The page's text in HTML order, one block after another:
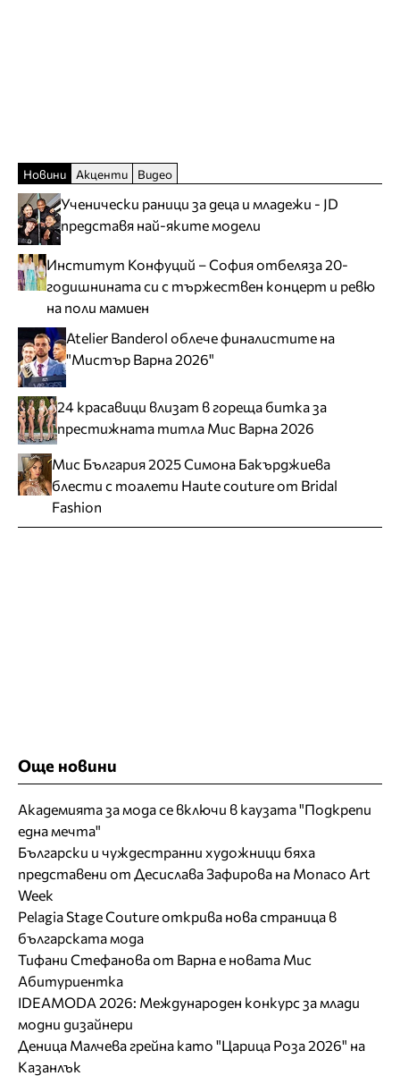
Новини Акценти Видео
Ученически раници за деца и младежи - JD
представя най-яките модели
Институт Конфуций – София отбеляза 20-
годишнината си с тържествен концерт и ревю
на поли мамиен
Atelier Banderol облече финалистите на
"Мистър Варна 2026"
24 красавици влизат в гореща битка за
престижната титла Мис Варна 2026
Мис България 2025 Симона Бакърджиева
блести с тоалети Haute couture от Bridal
Fashion
Още новини
Академията за мода се включи в каузата "Подкрепи
една мечта"
Български и чуждестранни художници бяха
представени от Десислава Зафирова на Monaco Art
Week
Pelagia Stage Couture открива нова страница в
българската мода
Тифани Стефанова от Варна е новата Мис
Абитуриентка
IDEAMODA 2026: Международен конкурс за млади
модни дизайнери
Деница Малчева грейна като "Царица Роза 2026" на
Казанлък